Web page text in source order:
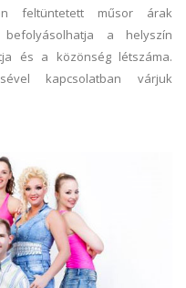
feltüntetett műsor árak
a helyszín
és a közönség létszáma.
kapcsolatban várjuk